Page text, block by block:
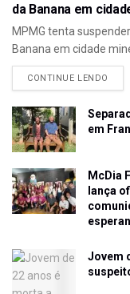
da Banana em
MPMG tenta
Banana em cidade
CONTINUE LENDO
em
McDia
lança
Jovem